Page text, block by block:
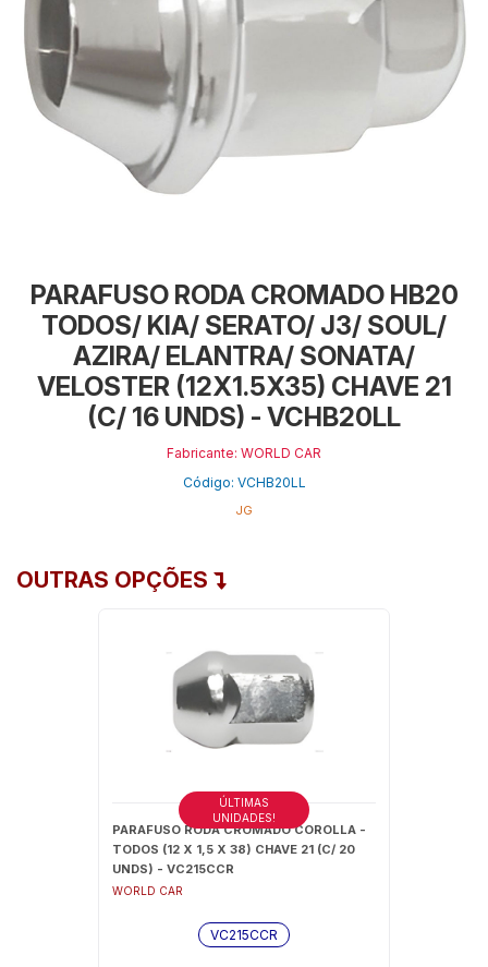
PARAFUSO RODA CROMADO HB20
TODOS/ KIA/ SERATO/ J3/ SOUL/
AZIRA/ ELANTRA/ SONATA/
VELOSTER (12X1.5X35) CHAVE 21
(C/ 16 UNDS) - VCHB20LL
Fabricante: WORLD CAR
Código: VCHB20LL
JG
OUTRAS OPÇÕES
PARAFUSO RODA CROMADO COROLLA -
TODOS (12 X 1,5 X 38) CHAVE 21 (C/ 20
UNDS) - VC215CCR
WORLD CAR
ÚLTIMAS
UNIDADES!
VC215CCR